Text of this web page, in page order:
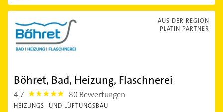
AUS DER REGION
PLATIN PARTNER
Böhret, Bad, Heizung, Flaschnerei
4,7 4.7000003 80 Bewertungen
HEIZUNGS- UND LÜFTUNGSBAU